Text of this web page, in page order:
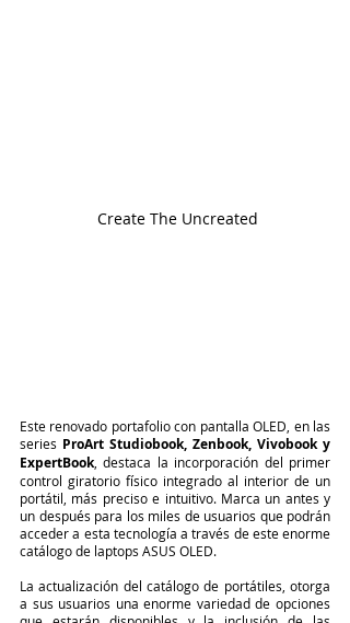
Create The Uncreated
Este renovado portafolio con pantalla OLED, en las
series ProArt Studiobook, Zenbook, Vivobook y
ExpertBook , destaca la incorporación del primer
control giratorio físico integrado al interior de un
portátil, más preciso e intuitivo. Marca un antes y
un después para los miles de usuarios que podrán
acceder a esta tecnología a través de este enorme
catálogo de laptops ASUS OLED.
La actualización del catálogo de portátiles, otorga
a sus usuarios una enorme variedad de opciones